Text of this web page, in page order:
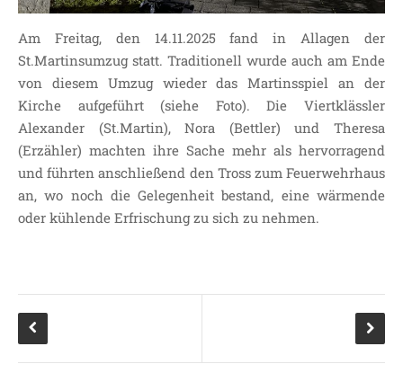
TERMINE
ELTERNBETEILIGUNG-
UND MITWIRKUNG
DAS TEAM DER
JOHANNESSCHULE
KOLLEGIUM
OGGS
SCHULSOZIALARBEIT
KLASSE 3A LANGENEKE
KLASSE 3B BUDEUS
KLASSE 4 DURRANT
Am Freitag, den 14.11.2025 fand in Allagen der
St.Martinsumzug statt. Traditionell wurde auch am Ende
von diesem Umzug wieder das Martinsspiel an der
Kirche aufgeführt (siehe Foto). Die Viertklässler
Alexander (St.Martin), Nora (Bettler) und Theresa
(Erzähler) machten ihre Sache mehr als hervorragend
und führten anschließend den Tross zum Feuerwehrhaus
an, wo noch die Gelegenheit bestand, eine wärmende
oder kühlende Erfrischung zu sich zu nehmen.